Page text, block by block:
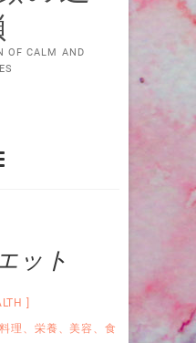
OF CALM AND
ット
料理 栄養 、美容 食